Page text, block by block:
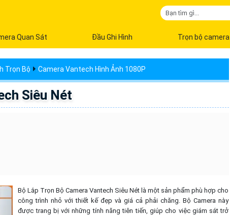
Quan Sát Đầu Ghi Hình Trọn bộ camera
Trọn Bộ Camera Vantech Hình Ảnh 1080P
Siêu Nét
Bộ Lắp Trọn Bộ Camera Vantech Siêu Nét là một sản phẩm phù hợp cho
công trình nhỏ với thiết kế đẹp và giá cả phải chăng. Bộ Camera này
được trang bị với những tính năng tiên tiến, giúp cho việc giám sát trở